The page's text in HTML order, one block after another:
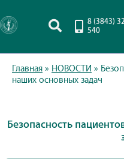
8 (3843)
540
Главная » НОВОСТИ »
наших основных задач
Безопасность